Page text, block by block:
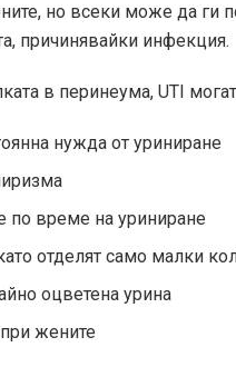
но всеки може да ги
причинявайки инфекция.
в перинеума, UTI
нужда от уриниране
по време на уриниране
отделят само малки
оцветена урина
жените